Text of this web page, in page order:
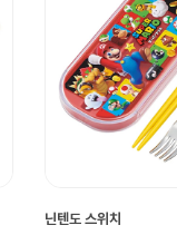
닌텐도 스위치